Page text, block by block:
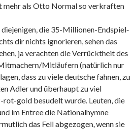
mehr als Otto Normal so verkraften
diejenigen, die 35-Millionen-Endspiel-
dir nichts ignorieren, sehen das
ja verachten die Verrücktheit des
Mitläufern (natürlich nur
dass zu viele deutsche fahnen, zu
Adler und überhaupt zu viel
rot-gold besudelt wurde. Leuten, die
im Entree die Nationalhymne
das Fell abgezogen, wenn sie